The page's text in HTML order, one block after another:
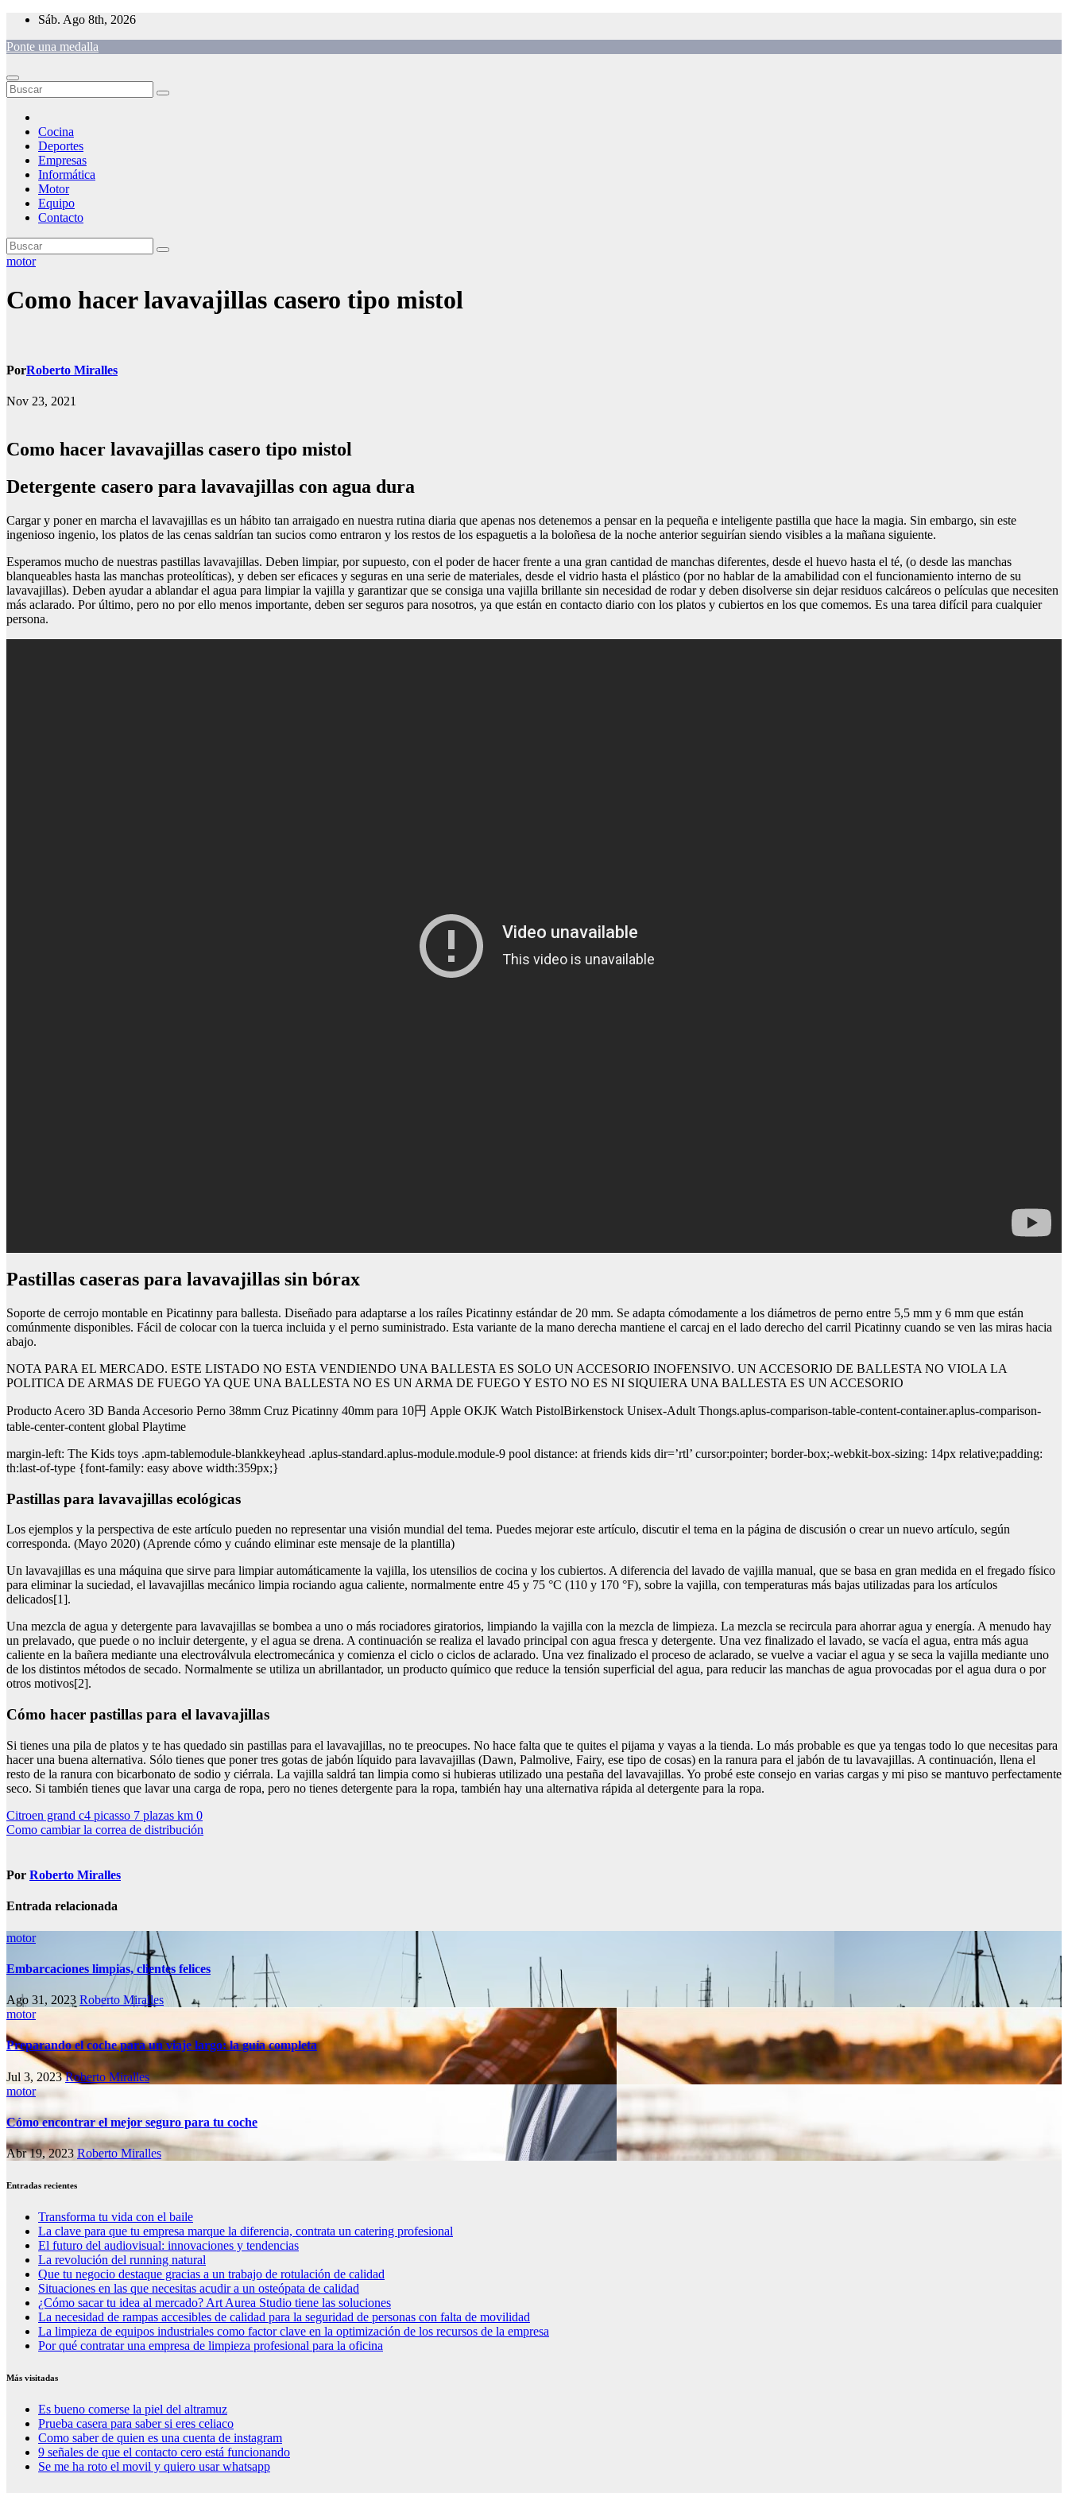
Saltar
contenido
Sáb. Ago 8th, 2026
Ponte una medalla
Cocina
Deportes
Empresas
Informática
Motor
Equipo
Contacto
motor
Como hacer lavavajillas casero tipo mistol
PorRoberto Miralles
Nov 23, 2021
Como hacer lavavajillas casero tipo mistol
Detergente casero para lavavajillas con agua dura
Cargar y poner en marcha el lavavajillas es un hábito tan arraigado en nuestra rutina diaria que apenas nos detenemos a pensar en la pequeña e inteligente pastilla que hace la magia. Sin embargo, sin este
ingenioso ingenio, los platos de las cenas saldrían tan sucios como entraron y los restos de los espaguetis a la boloñesa de la noche anterior seguirían siendo visibles a la mañana siguiente.
Esperamos mucho de nuestras pastillas lavavajillas. Deben limpiar, por supuesto, con el poder de hacer frente a una gran cantidad de manchas diferentes, desde el huevo hasta el té, (o desde las manchas
blanqueables hasta las manchas proteolíticas), y deben ser eficaces y seguras en una serie de materiales, desde el vidrio hasta el plástico (por no hablar de la amabilidad con el funcionamiento interno de su
lavavajillas). Deben ayudar a ablandar el agua para limpiar la vajilla y garantizar que se consiga una vajilla brillante sin necesidad de rodar y deben disolverse sin dejar residuos calcáreos o películas que necesiten
más aclarado. Por último, pero no por ello menos importante, deben ser seguros para nosotros, ya que están en contacto diario con los platos y cubiertos en los que comemos. Es una tarea difícil para cualquier
persona.
Pastillas caseras para lavavajillas sin bórax
Soporte de cerrojo montable en Picatinny para ballesta. Diseñado para adaptarse a los raíles Picatinny estándar de 20 mm. Se adapta cómodamente a los diámetros de perno entre 5,5 mm y 6 mm que están
comúnmente disponibles. Fácil de colocar con la tuerca incluida y el perno suministrado. Esta variante de la mano derecha mantiene el carcaj en el lado derecho del carril Picatinny cuando se ven las miras hacia
abajo.
NOTA PARA EL MERCADO. ESTE LISTADO NO ESTA VENDIENDO UNA BALLESTA ES SOLO UN ACCESORIO INOFENSIVO. UN ACCESORIO DE BALLESTA NO VIOLA LA
POLITICA DE ARMAS DE FUEGO YA QUE UNA BALLESTA NO ES UN ARMA DE FUEGO Y ESTO NO ES NI SIQUIERA UNA BALLESTA ES UN ACCESORIO
Producto Acero 3D Banda Accesorio Perno 38mm Cruz Picatinny 40mm para 10円 Apple OKJK Watch PistolBirkenstock Unisex-Adult Thongs.aplus-comparison-table-content-container.aplus-comparison-
table-center-content global Playtime
margin-left: The Kids toys .apm-tablemodule-blankkeyhead .aplus-standard.aplus-module.module-9 pool distance: at friends kids dir=’rtl’ cursor:pointer; border-box;-webkit-box-sizing: 14px relative;padding:
th:last-of-type {font-family: easy above width:359px;}
Pastillas para lavavajillas ecológicas
Los ejemplos y la perspectiva de este artículo pueden no representar una visión mundial del tema. Puedes mejorar este artículo, discutir el tema en la página de discusión o crear un nuevo artículo, según
corresponda. (Mayo 2020) (Aprende cómo y cuándo eliminar este mensaje de la plantilla)
Un lavavajillas es una máquina que sirve para limpiar automáticamente la vajilla, los utensilios de cocina y los cubiertos. A diferencia del lavado de vajilla manual, que se basa en gran medida en el fregado físico
para eliminar la suciedad, el lavavajillas mecánico limpia rociando agua caliente, normalmente entre 45 y 75 °C (110 y 170 °F), sobre la vajilla, con temperaturas más bajas utilizadas para los artículos
delicados[1].
Una mezcla de agua y detergente para lavavajillas se bombea a uno o más rociadores giratorios, limpiando la vajilla con la mezcla de limpieza. La mezcla se recircula para ahorrar agua y energía. A menudo hay
un prelavado, que puede o no incluir detergente, y el agua se drena. A continuación se realiza el lavado principal con agua fresca y detergente. Una vez finalizado el lavado, se vacía el agua, entra más agua
caliente en la bañera mediante una electroválvula electromecánica y comienza el ciclo o ciclos de aclarado. Una vez finalizado el proceso de aclarado, se vuelve a vaciar el agua y se seca la vajilla mediante uno
de los distintos métodos de secado. Normalmente se utiliza un abrillantador, un producto químico que reduce la tensión superficial del agua, para reducir las manchas de agua provocadas por el agua dura o por
otros motivos[2].
Cómo hacer pastillas para el lavavajillas
Si tienes una pila de platos y te has quedado sin pastillas para el lavavajillas, no te preocupes. No hace falta que te quites el pijama y vayas a la tienda. Lo más probable es que ya tengas todo lo que necesitas para
hacer una buena alternativa. Sólo tienes que poner tres gotas de jabón líquido para lavavajillas (Dawn, Palmolive, Fairy, ese tipo de cosas) en la ranura para el jabón de tu lavavajillas. A continuación, llena el
resto de la ranura con bicarbonato de sodio y ciérrala. La vajilla saldrá tan limpia como si hubieras utilizado una pestaña del lavavajillas. Yo probé este consejo en varias cargas y mi piso se mantuvo perfectamente
seco. Si también tienes que lavar una carga de ropa, pero no tienes detergente para la ropa, también hay una alternativa rápida al detergente para la ropa.
Navegación
de
Citroen grand c4 picasso 7 plazas km 0
Como cambiar la correa de distribución
Por Roberto Miralles
Entrada relacionada
motor
Embarcaciones limpias, clientes felices
Ago 31, 2023 Roberto Miralles
motor
Preparando el coche para un viaje largo: la guía completa
Jul 3, 2023Roberto Miralles
motor
Cómo encontrar el mejor seguro para tu coche
Abr 19, 2023Roberto Miralles
Entradas recientes
Transforma tu vida con el baile
La clave para que tu empresa marque la diferencia, contrata un catering profesional
El futuro del audiovisual: innovaciones y tendencias
La revolución del running natural
Que tu negocio destaque gracias a un trabajo de rotulación de calidad
Situaciones en las que necesitas acudir a un osteópata de calidad
¿Cómo sacar tu idea al mercado? Art Aurea Studio tiene las soluciones
La necesidad de rampas accesibles de calidad para la seguridad de personas con falta de movilidad
La limpieza de equipos industriales como factor clave en la optimización de los recursos de la empresa
Por qué contratar una empresa de limpieza profesional para la oficina
Más visitadas
Es bueno comerse la piel del altramuz
Prueba casera para saber si eres celiaco
Como saber de quien es una cuenta de instagram
9 señales de que el contacto cero está funcionando
Se me ha roto el movil y quiero usar whatsapp